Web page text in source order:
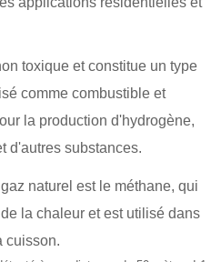
toxique et constitue un type
comme combustible et
la production d'hydrogène,
d'autres substances.
naturel est le méthane, qui
la chaleur et est utilisé dans
cuisson.